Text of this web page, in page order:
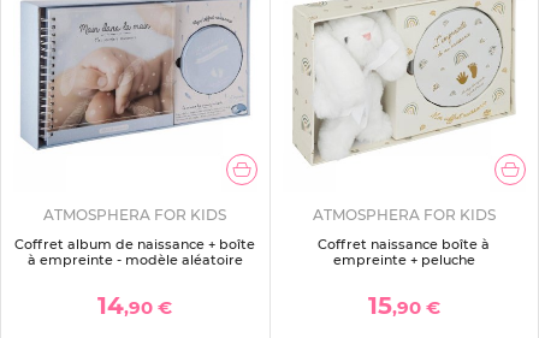
ATMOSPHERA FOR KIDS
Coffret album de naissance + boîte
à empreinte - modèle aléatoire
14,90 €
ATMOSPHERA FOR KIDS
Coffret naissance boîte à
empreinte + peluche
15,90 €